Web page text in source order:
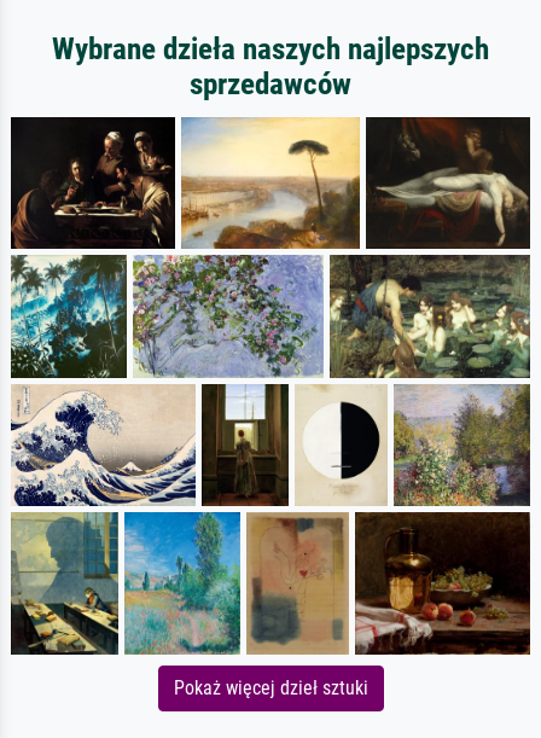
Wybrane dzieła naszych najlepszych
sprzedawców
Pokaż więcej dzieł sztuki